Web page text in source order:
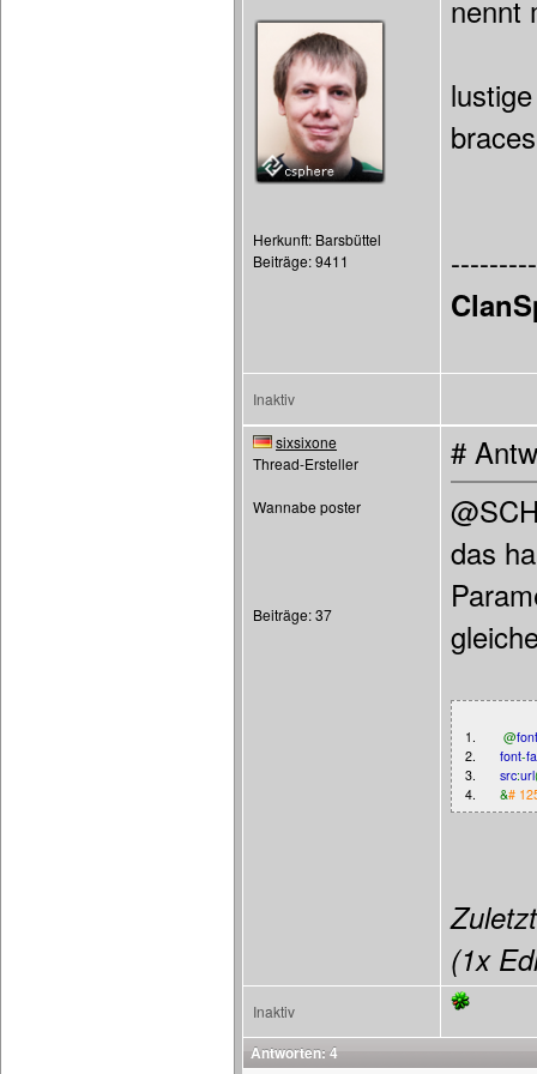
Herkunft: Barsbüttel
Beiträge: 9411
nennt
Inaktiv
sixsixone
Thread-Ersteller
Wannabe poster
Beiträge: 37
#
das
1.
2.
3.
4.
@font
font-
src:url
&#
(1x
Inaktiv
Antworten: 4